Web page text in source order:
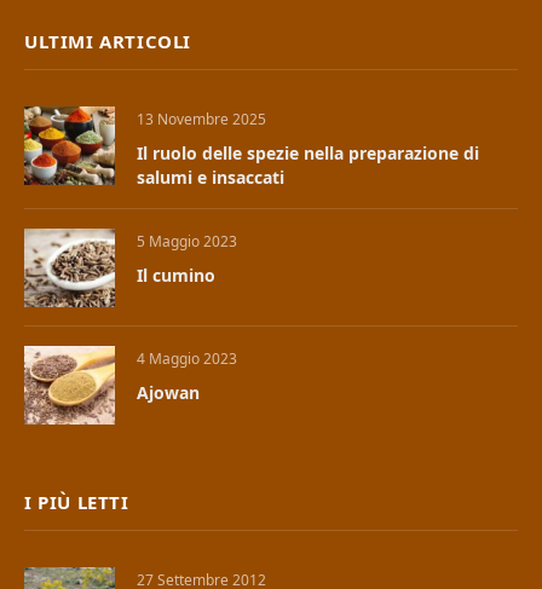
ULTIMI ARTICOLI
13 Novembre 2025
Il ruolo delle spezie nella preparazione di
salumi e insaccati
5 Maggio 2023
Il cumino
4 Maggio 2023
Ajowan
I PIÙ LETTI
27 Settembre 2012